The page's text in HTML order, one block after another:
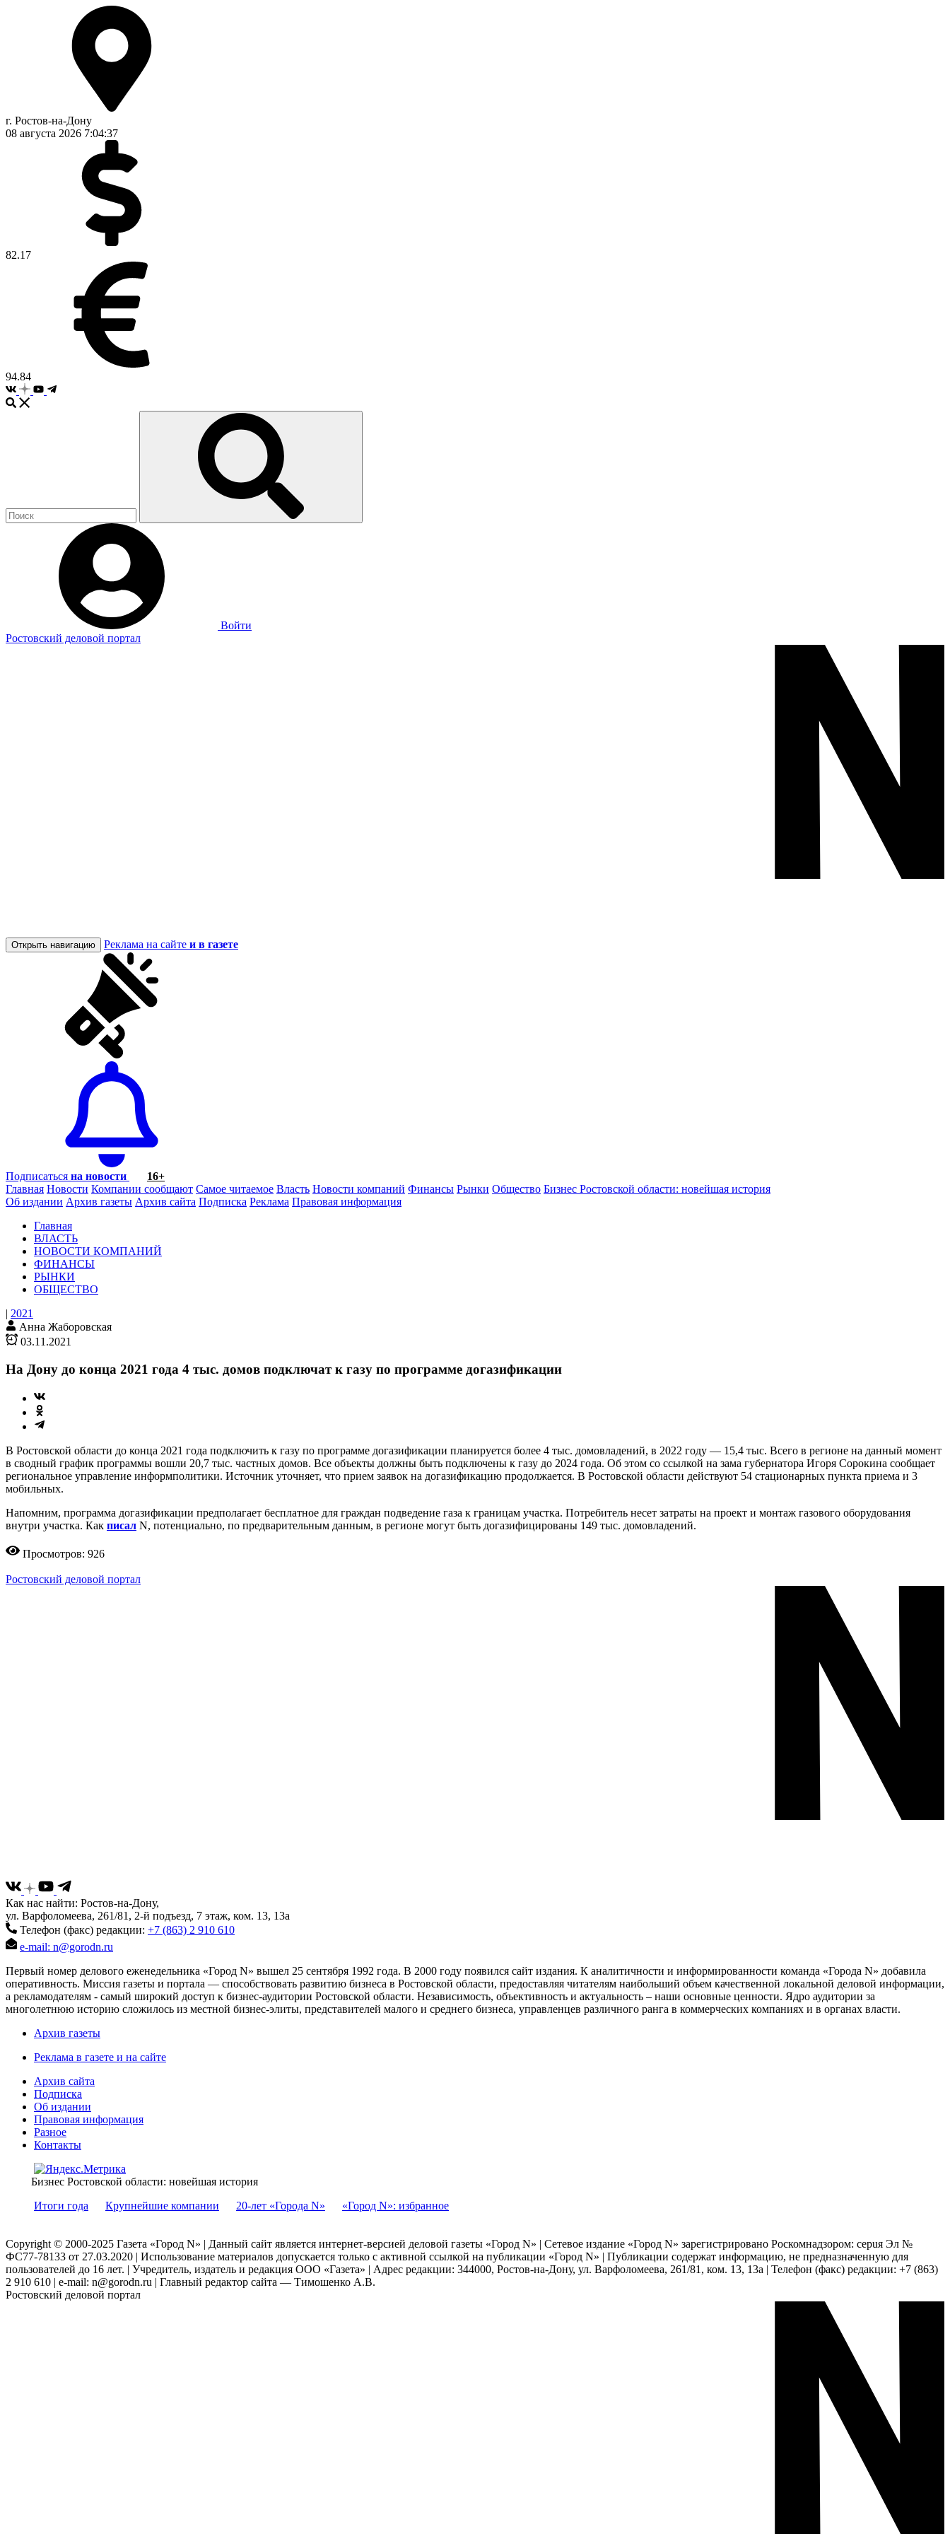
г. Ростов-на-Дону
08 августа 2026 7:04:38
82.17
94.84
Войти
Ростовский деловой портал
Открыть навигацию Реклама на сайте и в газете
Подписаться на новости
16+
Главная Новости Компании сообщают Самое читаемое Власть Новости компаний Финансы Рынки Общество Бизнес Ростовской области: новейшая история
Об издании Архив газеты Архив сайта Подписка Реклама Правовая информация
Главная
ВЛАСТЬ
НОВОСТИ КОМПАНИЙ
ФИНАНСЫ
РЫНКИ
ОБЩЕСТВО
| 2021
Анна Жаборовская
03.11.2021
На Дону до конца 2021 года 4 тыс. домов подключат к газу по программе догазификации
В Ростовской области до конца 2021 года подключить к газу по программе догазификации планируется более 4 тыс. домовладений, в 2022 году — 15,4 тыс. Всего в регионе на данный момент
в сводный график программы вошли 20,7 тыс. частных домов. Все объекты должны быть подключены к газу до 2024 года. Об этом со ссылкой на зама губернатора Игоря Сорокина сообщает
региональное управление информполитики. Источник уточняет, что прием заявок на догазификацию продолжается. В Ростовской области действуют 54 стационарных пункта приема и 3
мобильных.
Напомним, программа догазификации предполагает бесплатное для граждан подведение газа к границам участка. Потребитель несет затраты на проект и монтаж газового оборудования
внутри участка. Как писал N, потенциально, по предварительным данным, в регионе могут быть догазифицированы 149 тыс. домовладений.
Просмотров: 926
Ростовский деловой портал
Как нас найти: Ростов-на-Дону,
ул. Варфоломеева, 261/81, 2-й подъезд, 7 этаж, ком. 13, 13а
Телефон (факс) редакции: +7 (863) 2 910 610
e-mail: n@gorodn.ru
Первый номер делового еженедельника «Город N» вышел 25 сентября 1992 года. В 2000 году появился сайт издания. К аналитичности и информированности команда «Города N» добавила
оперативность. Миссия газеты и портала — способствовать развитию бизнеса в Ростовской области, предоставляя читателям наибольший объем качественной локальной деловой информации,
а рекламодателям - самый широкий доступ к бизнес-аудитории Ростовской области. Независимость, объективность и актуальность – наши основные ценности. Ядро аудитории за
многолетнюю историю сложилось из местной бизнес-элиты, представителей малого и среднего бизнеса, управленцев различного ранга в коммерческих компаниях и в органах власти.
Архив газеты
Реклама в газете и на сайте
Архив сайта
Подписка
Об издании
Правовая информация
Разное
Контакты
Бизнес Ростовской области: новейшая история
Итоги года
Крупнейшие компании 20-лет «Города N» «Город N»: избранное
Copyright © 2000-2025 Газета «Город N» | Данный сайт является интернет-версией деловой газеты «Город N» | Сетевое издание «Город N» зарегистрировано Роскомнадзором: серuя Эл №
ФС77-78133 от 27.03.2020 | Использование материалов допускается только с активной ссылкой на публикации «Город N» | Публикации содержат информацию, не предназначенную для
пользователей до 16 лет. | Учредитель, издатель и редакция ООО «Газета» | Адрес редакции: 344000, Ростов-на-Дону, ул. Варфоломеева, 261/81, ком. 13, 13а | Телефон (факс) редакции: +7 (863)
2 910 610 | e-mail: n@gorodn.ru | Главный редактор сайта — Тимошенко А.В.
Ростовский деловой портал